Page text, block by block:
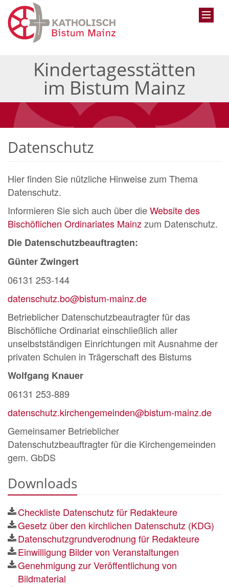
Kindertagesstätten
im Bistum Mainz
Datenschutz
Hier finden Sie nützliche Hinweise zum Thema
Datenschutz.
Informieren Sie sich auch über dieWebsite des
Bischöflichen Ordinariates Mainzzum Datenschutz.
Die Datenschutzbeauftragten:
Günter Zwingert
06131 253-144
datenschutz.bo@bistum-mainz.de
Betrieblicher Datenschutzbeautragter für das
Bischöfliche Ordinariat einschließlich aller
unselbstständigen Einrichtungen mit Ausnahme der
privaten Schulen in Trägerschaft des Bistums
Wolfgang Knauer
06131 253-889
datenschutz.kirchengemeinden@bistum-mainz.de
Gemeinsamer Betrieblicher
Datenschutzbeauftragter für die Kirchengemeinden
gem. GbDS
Downloads
Checkliste Datenschutz für Redakteure
Gesetz über den kirchlichen Datenschutz (KDG)
Datenschutzgrundverodnung für Redakteure
Einwilligung Bilder von Veranstaltungen
Genehmigung zur Veröffentlichung von
Bildmaterial